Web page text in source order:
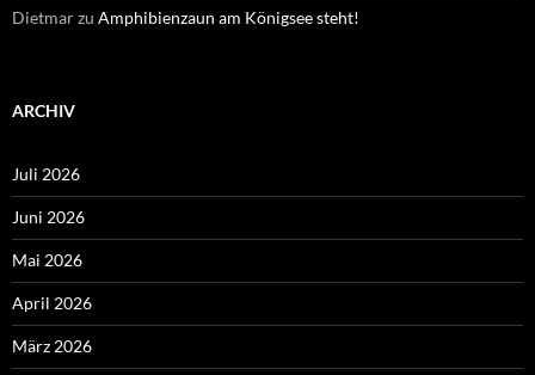
Dietmarzu Amphibienzaun am Königsee steht!
ARCHIV
Juli 2026
Juni 2026
Mai 2026
April 2026
März 2026